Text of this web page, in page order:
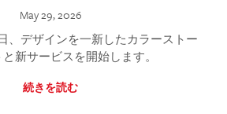
May 29, 2026
、デザインを一新したカラーストー
新サービスを開始します。
続きを読む